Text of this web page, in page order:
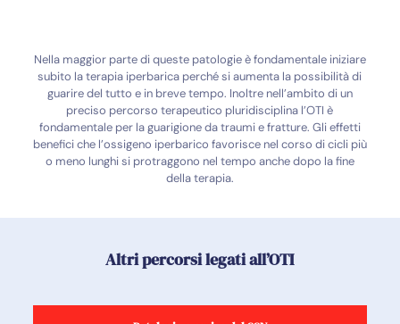
Nella maggior parte di queste patologie è fondamentale iniziare
subito la terapia iperbarica perché si aumenta la possibilità di
guarire del tutto e in breve tempo. Inoltre nell’ambito di un
preciso percorso terapeutico pluridisciplina l’OTI è
fondamentale per la guarigione da traumi e fratture. Gli effetti
benefici che l’ossigeno iperbarico favorisce nel corso di cicli più
o meno lunghi si protraggono nel tempo anche dopo la fine
della terapia.
Altri percorsi legati all’OTI